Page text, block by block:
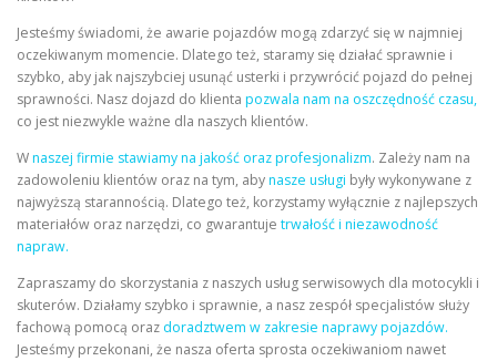
Jesteśmy świadomi, że awarie pojazdów mogą zdarzyć się w najmniej
oczekiwanym momencie. Dlatego też, staramy się działać sprawnie i
szybko, aby jak najszybciej usunąć usterki i przywrócić pojazd do pełnej
sprawności. Nasz dojazd do klienta pozwala nam na oszczędność czasu,
co jest niezwykle ważne dla naszych klientów.
Wnaszej firmie stawiamy na jakość oraz profesjonalizm. Zależy nam na
zadowoleniu klientów oraz na tym, abynasze usługi były wykonywane z
najwyższą starannością. Dlatego też, korzystamy wyłącznie z najlepszych
materiałów oraz narzędzi, co gwarantuje trwałość i niezawodność
napraw.
Zapraszamy do skorzystania z naszych usług serwisowych dla motocykli i
skuterów. Działamy szybko i sprawnie, a nasz zespół specjalistów służy
fachową pomocą oraz doradztwem w zakresie naprawy pojazdów.
Jesteśmy przekonani, że nasza oferta sprosta oczekiwaniom nawet